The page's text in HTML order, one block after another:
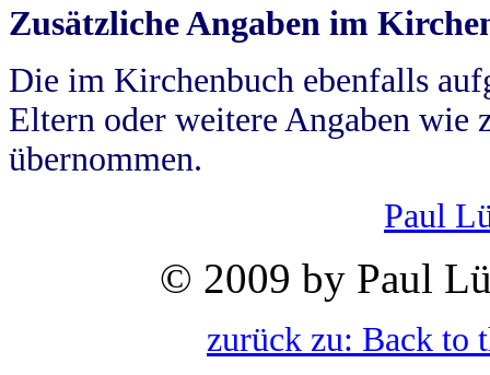
Zusätzliche Angaben im
Die im Kirchenbuch ebenfalls
Eltern oder weitere Angaben wie
übernommen.
Paul
© 2009 by Paul
zurück zu: Back to